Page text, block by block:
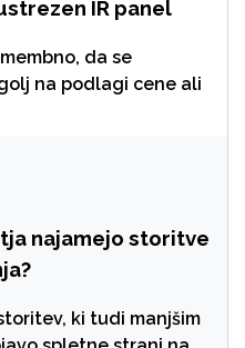
IR panel
da se
na podlagi cene ali
najamejo storitve
ki tudi manjšim